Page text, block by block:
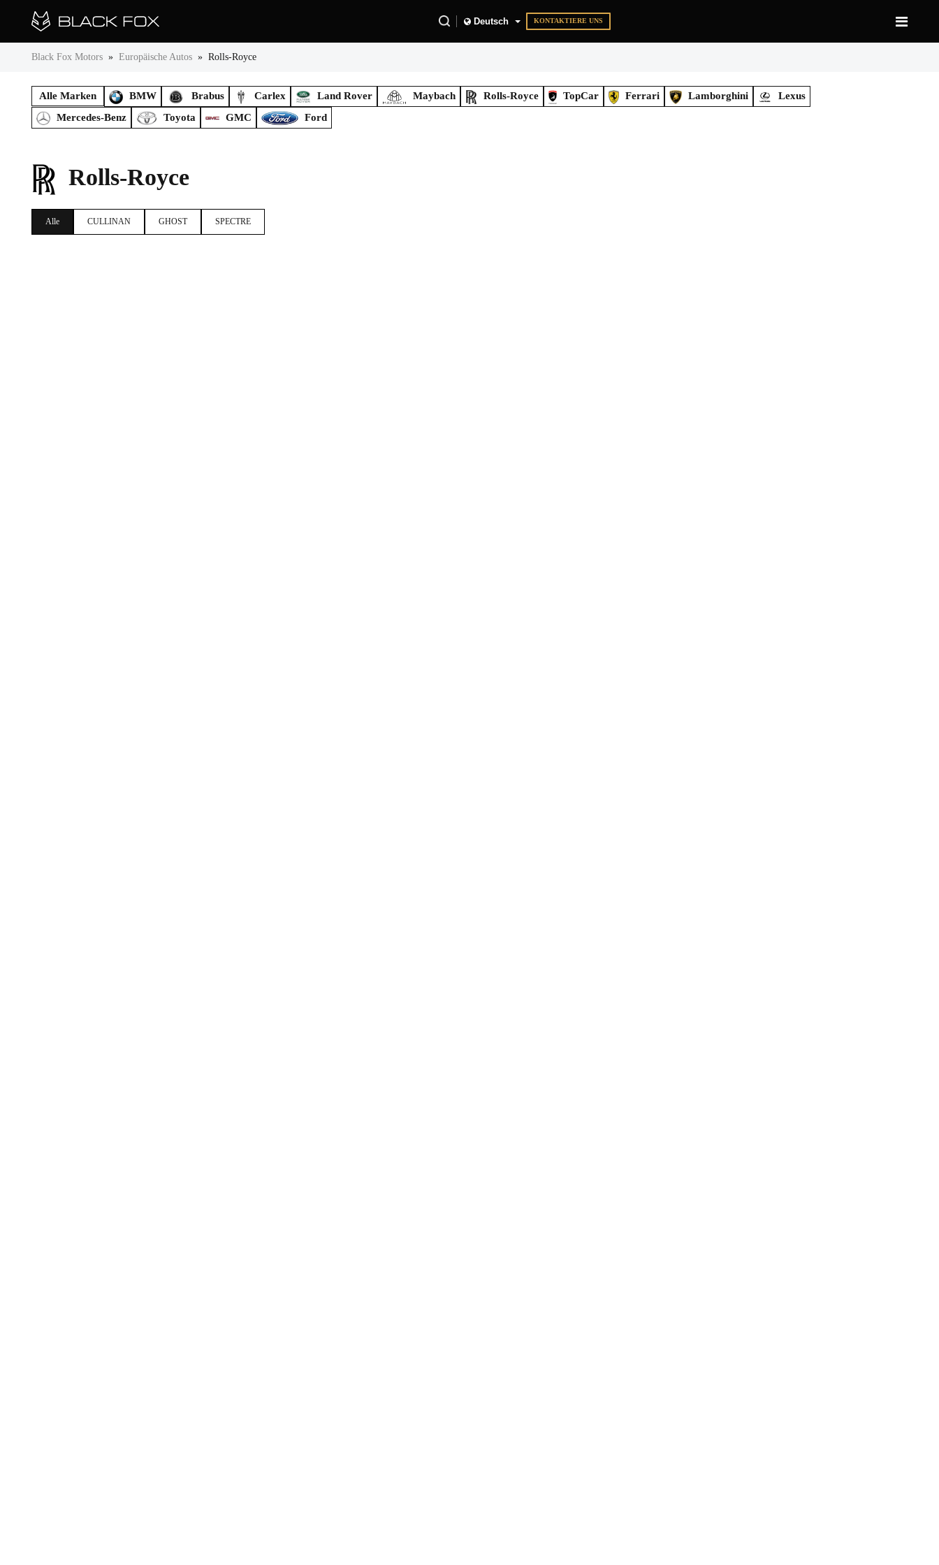
KONTAKTIERE UNS
Deutsch
Black Fox Motors » Europäische Autos » Rolls-Royce
Alle Marken BMW Brabus Carlex Land Rover Maybach Rolls-Royce TopCar Ferrari Lamborghini
Lexus
Mercedes-Benz
Toyota GMC Ford
Rolls-Royce
Alle CULLINAN GHOST SPECTRE